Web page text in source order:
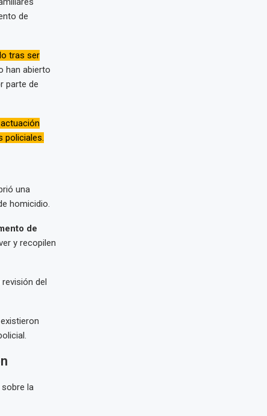
de
tras ser
han abierto
parte de
policiales.
una
homicidio.
de
y recopilen
del
la